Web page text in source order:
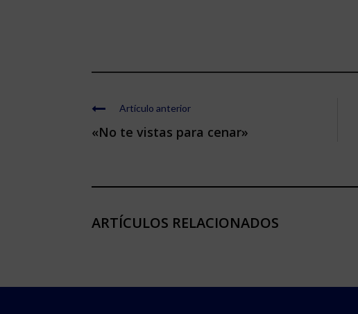
Artículo anterior
«No te vistas para cenar»
ARTÍCULOS RELACIONADOS